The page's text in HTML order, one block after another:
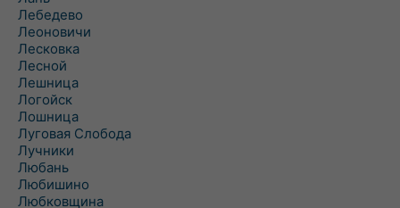
Лебедево
Леоновичи
Лесковка
Лесной
Лешница
Логойск
Лошница
Луговая Слобода
Лучники
Любань
Любишино
Любковщина